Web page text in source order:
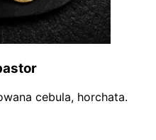
cebula, horchata.